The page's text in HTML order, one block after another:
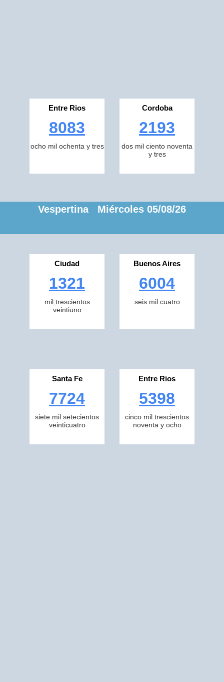
Entre Rios
8083
ocho mil ochenta y tres
Cordoba
2193
dos mil ciento noventa
y tres
Vespertina Miércoles 05/08/26
Ciudad
1321
mil trescientos
veintiuno
Buenos Aires
6004
seis mil cuatro
Santa Fe
7724
siete mil setecientos
veinticuatro
Entre Rios
5398
cinco mil trescientos
noventa y ocho